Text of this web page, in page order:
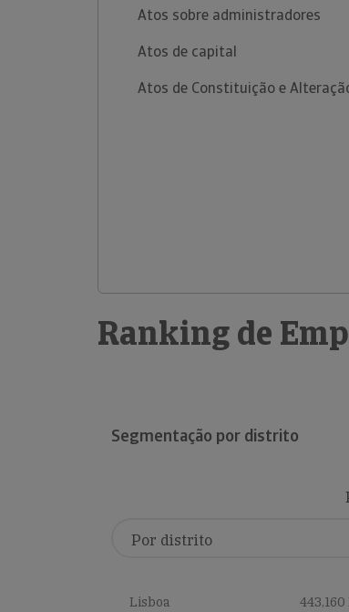
Atos sobre administradores
Atos de capital
Atos de Constituição e
Ranking de
Segmentação por distrito
Lisboa